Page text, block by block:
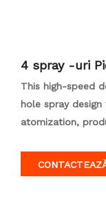
4 spray -uri
This high-speed
hole spray
atomization,
torque design
precision